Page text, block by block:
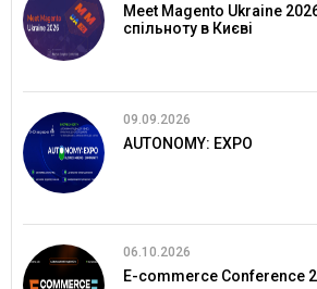
Meet Magento Ukraine
спільноту в Києві
09.09.2026
AUTONOMY: EXPO
06.10.2026
E-commerce Conference